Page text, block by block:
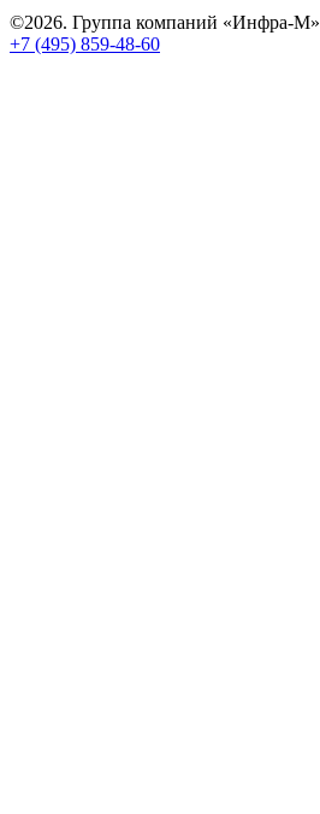
©2026. Группа компаний «Инфра-М»
+7 (495) 859-48-60